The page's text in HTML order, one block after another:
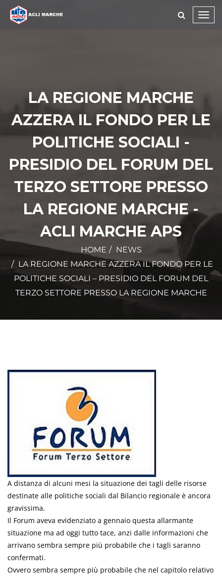
LA REGIONE MARCHE
AZZERA IL FONDO PER LE
POLITICHE SOCIALI -
PRESIDIO DEL FORUM DEL
TERZO SETTORE PRESSO
LA REGIONE MARCHE -
ACLI MARCHE APS
HOME
NEWS
LA REGIONE MARCHE AZZERA IL FONDO PER LE
POLITICHE SOCIALI – PRESIDIO DEL FORUM DEL
TERZO SETTORE PRESSO LA REGIONE MARCHE
A distanza di alcuni mesi la situazione dei tagli delle risorse
destinate alle politiche sociali dal Bilancio regionale è ancora
gravissima.
Il Forum aveva evidenziato a gennaio questa allarmante
situazione ma ad oggi tutto tace, anzi dalle informazioni che
arrivano sembra sempre più probabile che i tagli saranno
confermati.
Ovvero sembra sempre più probabile che nel capitolo relativo